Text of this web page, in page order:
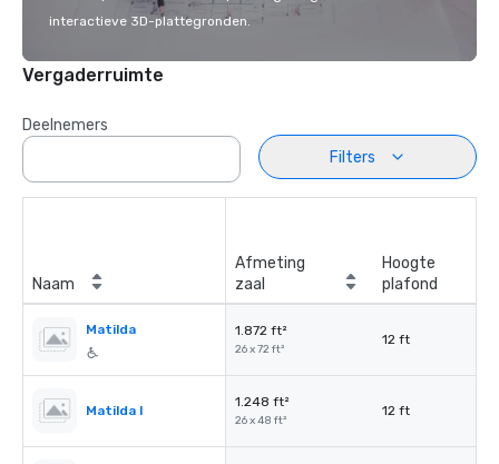
interactieve 3D-plattegronden.
Vergaderruimte
Deelnemers
Filters
Naam
Afmeting
zaal
Hoogte
plafond
Matilda 1.872 ft²
26 x 72 ft²
12 ft
Matilda I
1.248 ft²
26 x 48 ft²
12 ft